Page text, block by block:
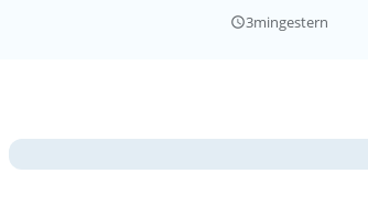
query_builder3mingestern